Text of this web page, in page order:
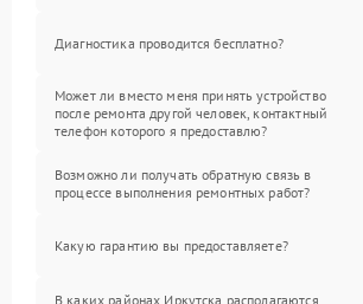
Диагностика проводится бесплатно?
Может ли вместо меня принять устройство
после ремонта другой человек, контактный
телефон которого я предоставлю?
Возможно ли получать обратную связь в
процессе выполнения ремонтных работ?
Какую гарантию вы предоставляете?
В каких районах Иркутска располагаются